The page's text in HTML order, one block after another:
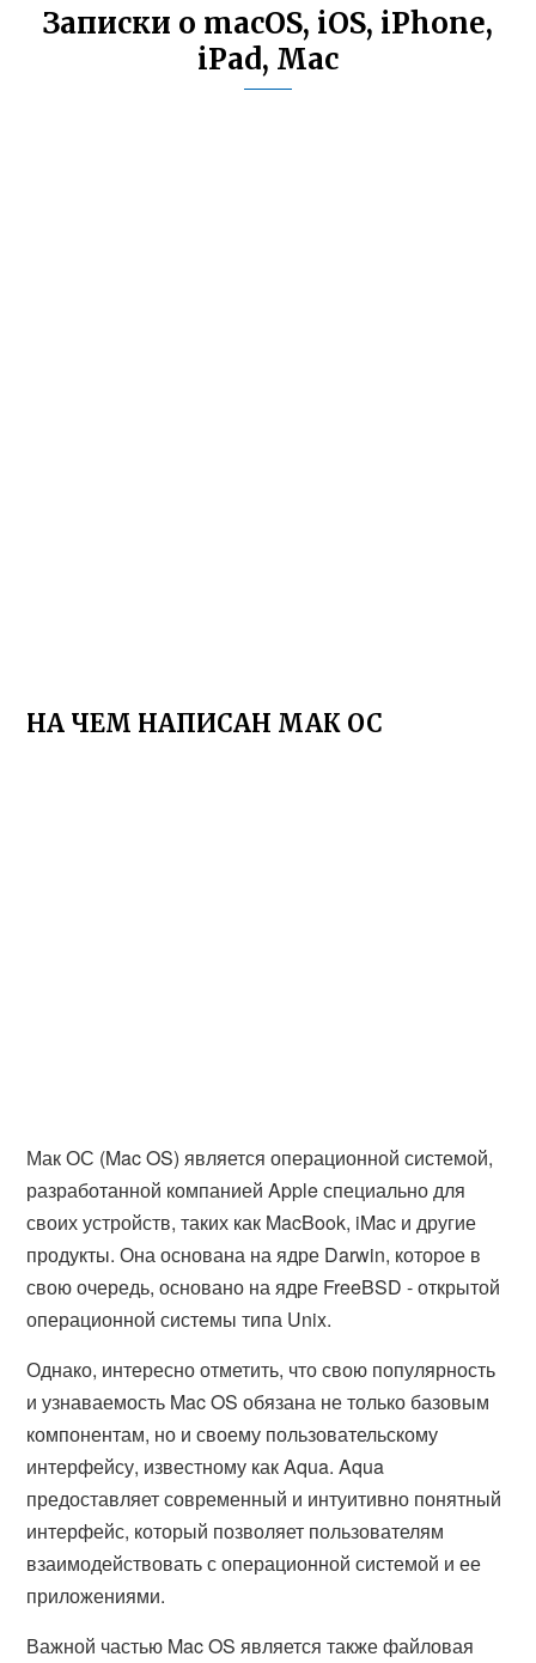
Записки о macOS, iOS, iPhone,
iPad, Mac
НА ЧЕМ НАПИСАН МАК ОС
Мак ОС (Mac OS) является операционной системой,
разработанной компанией Apple специально для
своих устройств, таких как MacBook, iMac и другие
продукты. Она основана на ядре Darwin, которое в
свою очередь, основано на ядре FreeBSD - открытой
операционной системы типа Unix.
Однако, интересно отметить, что свою популярность
и узнаваемость Mac OS обязана не только базовым
компонентам, но и своему пользовательскому
интерфейсу, известному как Aqua. Aqua
предоставляет современный и интуитивно понятный
интерфейс, который позволяет пользователям
взаимодействовать с операционной системой и ее
приложениями.
Важной частью Mac OS является также файловая